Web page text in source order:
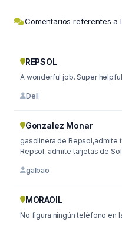
Comentarios referentes a
REPSOL
A wonderful job. Super
Dell
Gonzalez Monar
gasolinera de Repsol,admite tarjetas
Repsol, admite tarjetas de
galbao
MORAOIL
No figura ningún teléfono en